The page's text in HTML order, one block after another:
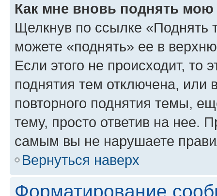
Как мне вновь поднять мою
Щелкнув по ссылке «Поднять
можете «поднять» ее в
Если этого не происходит, то
поднятия тем отключена, или
повторного поднятия темы,
тему, просто ответив на нее.
самым вы не нарушаете
Вернуться наверх
Форматирование